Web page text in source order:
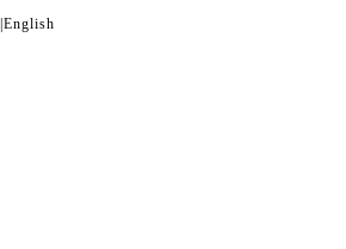
English